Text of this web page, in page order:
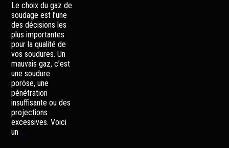
Le choix du gaz de
soudage est l’une
des décisions les
plus importantes
pour la qualité de
vos soudures. Un
mauvais gaz, c’est
une soudure
poröse, une
pénétration
insuffisante ou des
projections
excessives. Voici
un…